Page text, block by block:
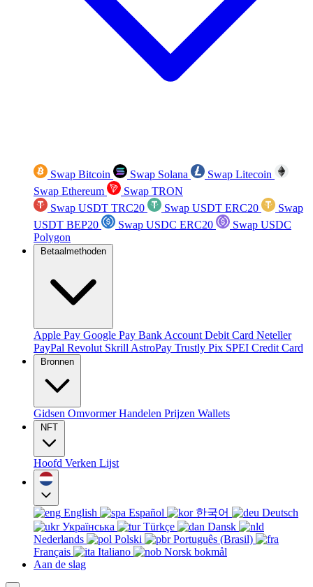
Swap Bitcoin Swap Solana
Swap Litecoin
Swap Ethereum
Swap TRON
Swap USDT TRC20
Swap USDT ERC20
Swap
USDT BEP20
Swap USDC ERC20
Swap USDC
Polygon
Betaalmethoden
Apple Pay Google Pay Bank Account Debit Card Neteller
PayPal Revolut Skrill AstroPay Trustly Pix SPEI Credit Card
Bronnen
Gidsen OmvormerHandelen Prijzen Wallets
NFT
Hoofd Verken Lijst
English Español 한국어
Deutsch
Українська
Türkçe
Dansk
Nederlands
Polski
Português (Brasil)
Français
Italiano
Norsk bokmål
Aan de slag